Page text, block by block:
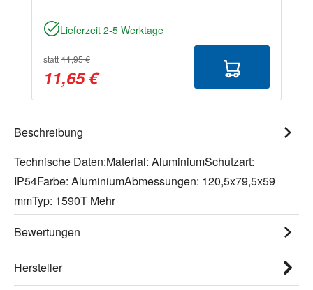
Lieferzeit 2-5 Werktage
statt 11,95 €
11,65 €
Beschreibung
Technische Daten:Material: AluminiumSchutzart:
IP54Farbe: AluminiumAbmessungen: 120,5x79,5x59
mmTyp: 1590T Mehr
Bewertungen
Hersteller